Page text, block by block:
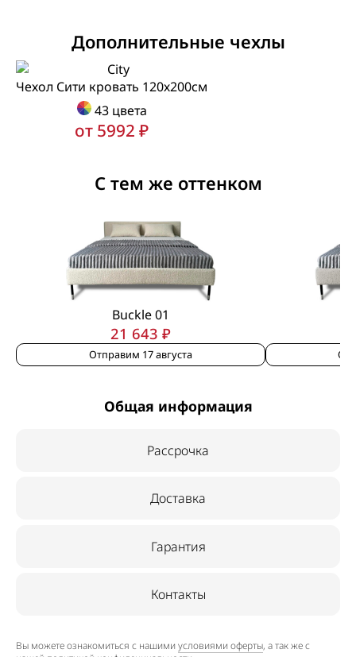
Дополнительные чехлы
Чехол Сити кровать 120х200см
43 цвета
от 5992 ₽
С тем же оттенком
Buckle 01
21 643 ₽
Отправим 17 августа
Общая информация
Рассрочка
Доставка
Гарантия
Контакты
Вы можете ознакомиться с нашимиусловиями оферты, а так же с